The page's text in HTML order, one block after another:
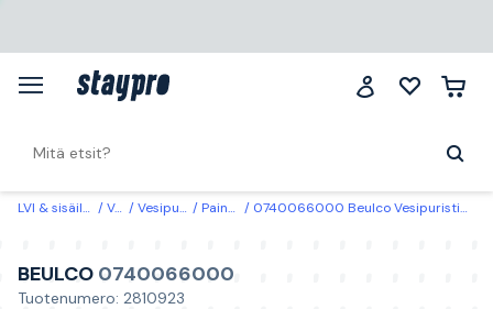
LVI & sisäilma Vesi Vesipumput Paineastiat 0740066000 Beulco Vesipuristin 60 l, vaakasuoraan asennukseen
BEULCO 0740066000
Tuotenumero: 2810923